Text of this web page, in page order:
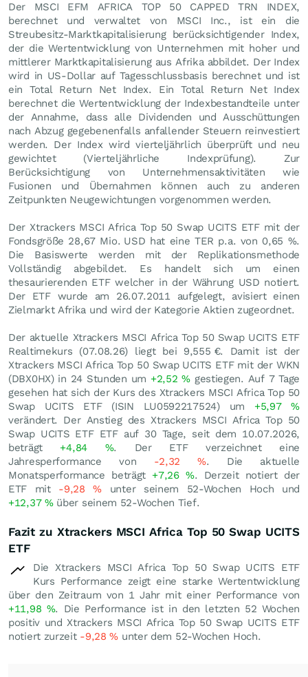
Der MSCI EFM AFRICA TOP 50 CAPPED TRN INDEX,
berechnet und verwaltet von MSCI Inc., ist ein die
Streubesitz-Marktkapitalisierung berücksichtigender Index,
der die Wertentwicklung von Unternehmen mit hoher und
mittlerer Marktkapitalisierung aus Afrika abbildet. Der Index
wird in US-Dollar auf Tagesschlussbasis berechnet und ist
ein Total Return Net Index. Ein Total Return Net Index
berechnet die Wertentwicklung der Indexbestandteile unter
der Annahme, dass alle Dividenden und Ausschüttungen
nach Abzug gegebenenfalls anfallender Steuern reinvestiert
werden. Der Index wird vierteljährlich überprüft und neu
gewichtet (Vierteljährliche Indexprüfung). Zur
Berücksichtigung von Unternehmensaktivitäten wie
Fusionen und Übernahmen können auch zu anderen
Zeitpunkten Neugewichtungen vorgenommen werden.
Der Xtrackers MSCI Africa Top 50 Swap UCITS ETF mit der
Fondsgröße 28,67 Mio. USD hat eine TER p.a. von 0,65 %.
Die Basiswerte werden mit der Replikationsmethode
Vollständig abgebildet. Es handelt sich um einen
thesaurierenden ETF welcher in der Währung USD notiert.
Der ETF wurde am 26.07.2011 aufgelegt, avisiert einen
Zielmarkt Afrika und wird der Kategorie Aktien zugeordnet.
Der aktuelle Xtrackers MSCI Africa Top 50 Swap UCITS ETF
Realtimekurs (07.08.26) liegt bei 9,555 €. Damit ist der
Xtrackers MSCI Africa Top 50 Swap UCITS ETF mit der WKN
(DBX0HX) in 24 Stunden um +2,52% gestiegen. Auf 7 Tage
gesehen hat sich der Kurs des Xtrackers MSCI Africa Top 50
Swap UCITS ETF (ISIN LU0592217524) um +5,97%
verändert. Der Anstieg des Xtrackers MSCI Africa Top 50
Swap UCITS ETF ETF auf 30 Tage, seit dem 10.07.2026,
beträgt +4,84 %. Der ETF verzeichnet eine
Jahresperformance von -2,32%. Die aktuelle
Monatsperformance beträgt +7,26 %. Derzeit notiert der
ETF mit -9,28% unter seinem 52-Wochen Hoch und
+12,37 %über seinem 52-Wochen Tief.
Fazit zu Xtrackers MSCI Africa Top 50 Swap UCITS
ETF
Die Xtrackers MSCI Africa Top 50 Swap UCITS ETF
Kurs Performance zeigt eine starke Wertentwicklung
über den Zeitraum von 1 Jahr mit einer Performance von
+11,98 %. Die Performance ist in den letzten 52 Wochen
positiv und Xtrackers MSCI Africa Top 50 Swap UCITS ETF
notiert zurzeit -9,28% unter dem 52-Wochen Hoch.